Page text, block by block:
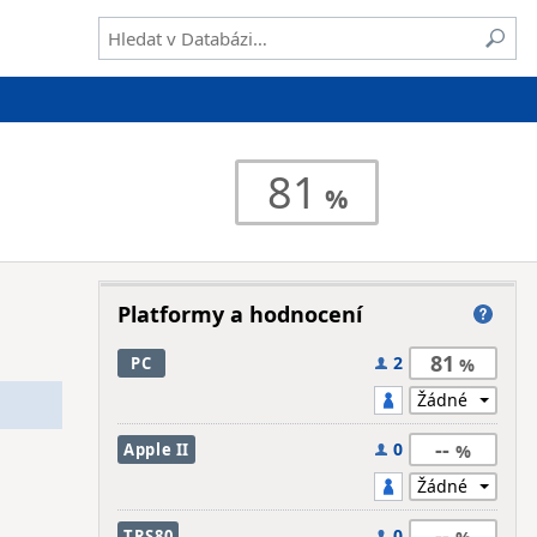
81
Platformy a hodnocení
PC 2 81
Apple II 0 --